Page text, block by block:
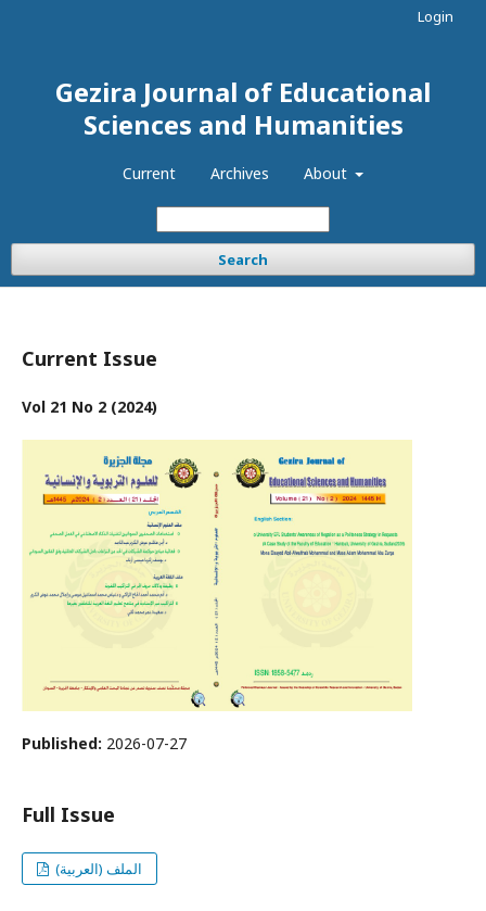
Gezira Journal of Educational
Sciences and Humanities
Current Archives About
Search
Login
Current Issue
Vol 21 No 2 (2024)
Published: 2026-07-27
Full Issue
الملف (العربية)